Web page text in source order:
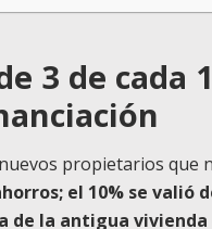
3 de cada
propietarios que
el 10% se valió
de la antigua vivienda